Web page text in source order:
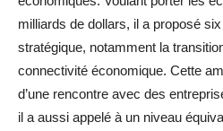
milliards de dollars, il a proposé
stratégique, notamment la
connectivité économique. Cette
d’une rencontre avec des
il a aussi appelé à un niveau